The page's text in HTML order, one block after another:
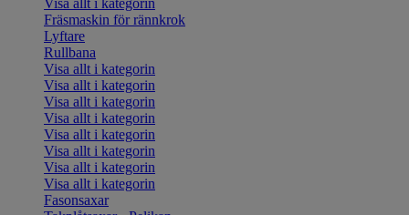
Visa allt i kategorin
Fräsmaskin för rännkrok
Lyftare
Rullbana
Visa allt i kategorin
Visa allt i kategorin
Visa allt i kategorin
Visa allt i kategorin
Visa allt i kategorin
Visa allt i kategorin
Visa allt i kategorin
Visa allt i kategorin
Fasonsaxar